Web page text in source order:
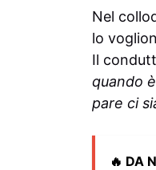
Nel
lo
Il
quando
pare ci
🔥 DA